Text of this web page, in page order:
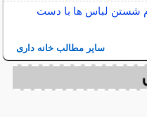
شستن لباس ها با دست
سایر مطالب خانه داری